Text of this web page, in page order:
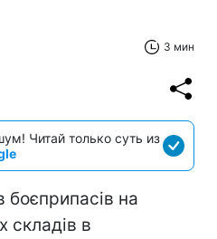
3 мин
Читай только суть из
боєприпасів на
складів в